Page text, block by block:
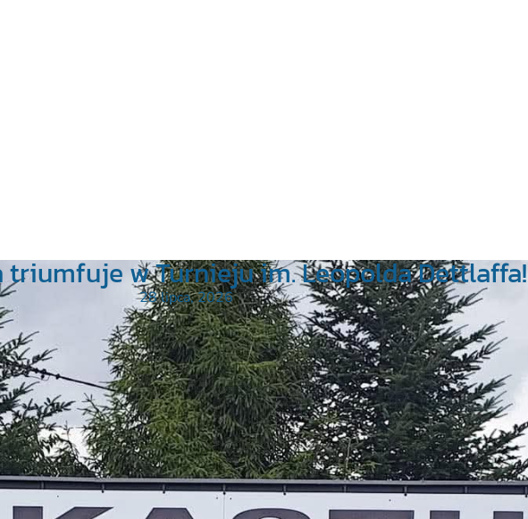
triumfuje w Turnieju im. Leopolda Dettlaffa!
28 lipca, 2026